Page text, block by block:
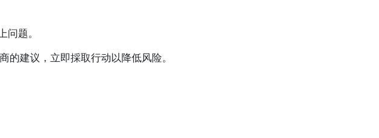
题。
建议，立即採取行动以降低风险。